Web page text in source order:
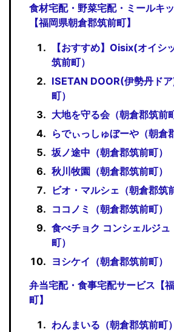
食材宅配・野菜宅配・ミールキ
【福岡県朝倉郡筑前町】
【おすすめ】Oisix(オイシ
筑前町）
ISETAN DOOR(伊勢丹ド
町）
大地を守る会（朝倉郡筑前
らでぃっしゅぼーや（朝倉
坂ノ途中（朝倉郡筑前町）
秋川牧園（朝倉郡筑前町）
ビオ・マルシェ（朝倉郡筑
ココノミ（朝倉郡筑前町）
食べチョク コンシェルジュ
町）
ヨシケイ（朝倉郡筑前町）
弁当宅配・食事宅配サービス【
町】
わんまいる（朝倉郡筑前町）